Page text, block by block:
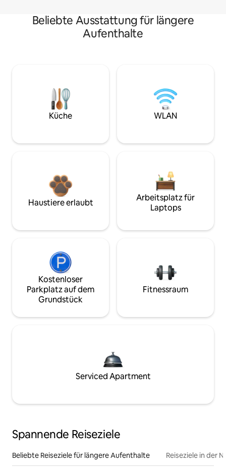
Beliebte Ausstattung für längere
Aufenthalte
Küche WLAN
Haustiere erlaubt
Arbeitsplatz für
Laptops
Kostenloser
Parkplatz auf dem
Grundstück
Fitnessraum
Serviced Apartment
Spannende Reiseziele
Beliebte Reiseziele für längere Aufenthalte Reiseziele in der